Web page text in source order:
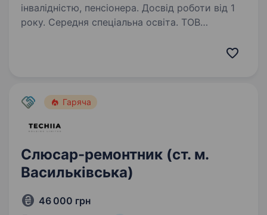
інвалідністю, пенсіонера. Досвід роботи від 1
року. Середня спеціальна освіта. ТОВ
підприємство, що входить до складу Групи
на роботуАвтослюсаря Задачі: Діагностика
та ремонт автомобілів…
Гаряча
Слюсар-ремонтник (ст. м.
Васильківська)
46 000 грн